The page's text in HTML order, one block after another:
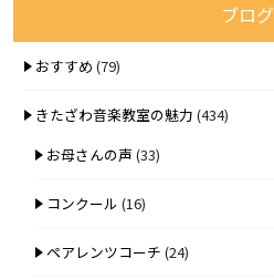
ブログ
おすすめ (79)
きたざわ音楽教室の魅力 (434)
お母さんの声 (33)
コンクール (16)
ペアレンツコーチ (24)